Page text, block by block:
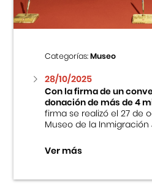
Categorías:Museo
28/10/2025
Con la firma de un
donación de más de 4
firma se realizó el 27 de
Museo de la Inmigración
Ver más